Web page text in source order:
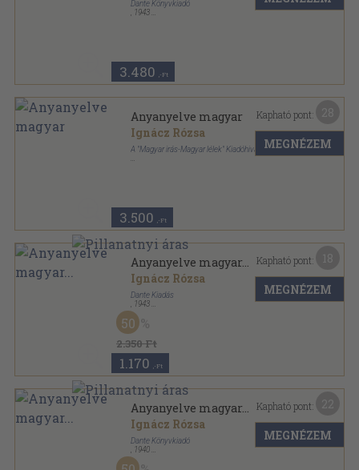
Dante Könyvkiadó
1943
3.480 ,-Ft
Anyanyelve magyar
Ignácz Rózsa
A "Magyar irás-Magyar lélek" Kiadóhivatala
3.500 ,-Ft
Kapható pont:
MEGNÉZEM
Anyanyelve magyar...
Ignácz Rózsa
Dante Kiadás
1943
Félvászon
2.350 Ft
50
1.170 ,-Ft
Kapható pont:
MEGNÉZEM
Anyanyelve magyar...
Ignácz Rózsa
Dante Könyvkiadó
1940
Vászon
Kapható pont:
MEGNÉZEM